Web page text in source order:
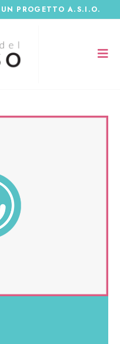
PROGETTO A.S.I.O.